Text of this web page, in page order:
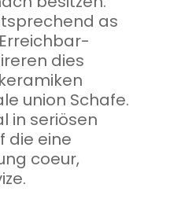
as
dies
union Schafe.
in seriösen
die eine
coeur,